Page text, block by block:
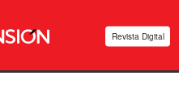
Revista Digital